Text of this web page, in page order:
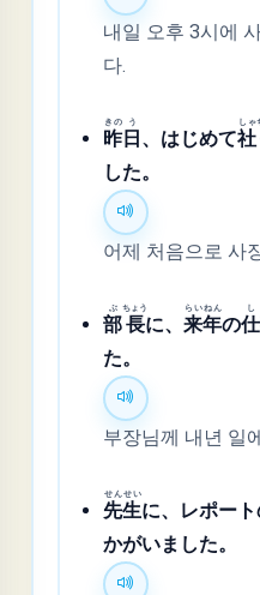
내일 오후 3시에
다.
昨
きの
日
う
、はじめて社
しゃ
した。
어제 처음으로 사
部
ぶ
長
ちょう
に、来
らい
年
ねん
の仕
し
た。
부장님께 내년 일
先
せん
生
せい
に、レポー
かがいました。